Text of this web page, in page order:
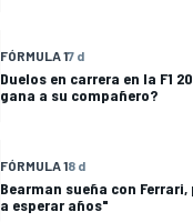
FÓRMULA 17 d
Duelos en carrera en la F1
gana a su compañero?
FÓRMULA 18 d
Bearman sueña con
a esperar años"